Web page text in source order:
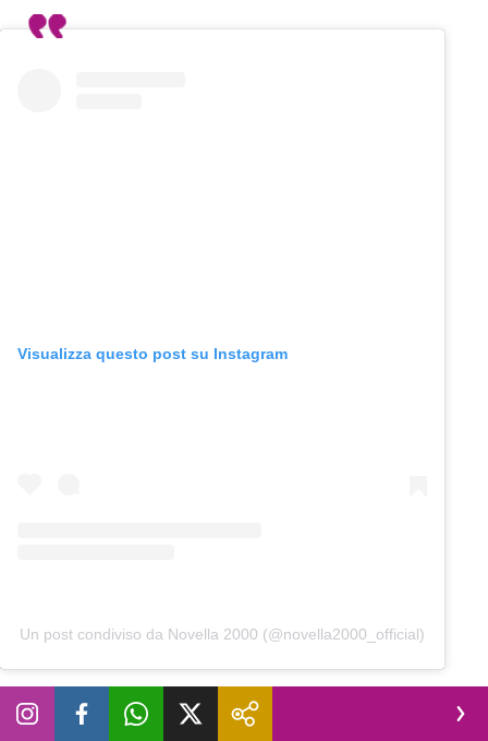
Visualizza questo post su Instagram
Un post condiviso da Novella 2000 (@novella2000_official)